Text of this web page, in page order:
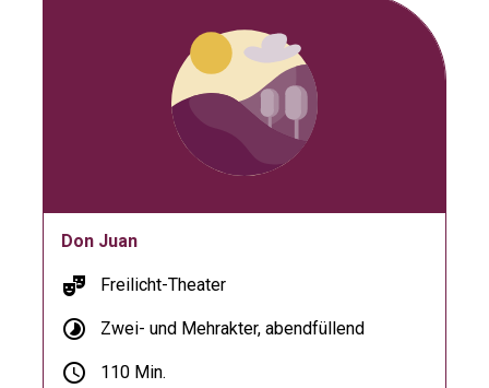
Don Juan
theater_comedy Freilicht-Theater
timelapse Zwei- und Mehrakter, abendfüllend
schedule 110 Min.